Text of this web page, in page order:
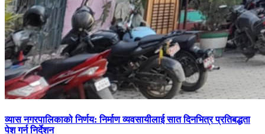
व्यास नगरपालिकाको निर्णय: निर्माण व्यवसायीलाई सात दिनभित्र प्रतिबद्धता
पेश गर्न निर्देशन